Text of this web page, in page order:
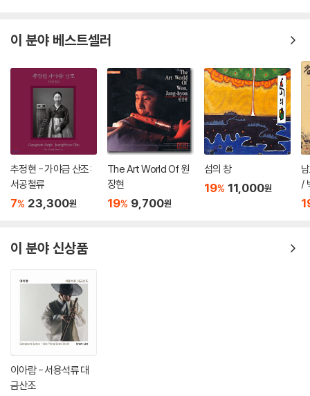
이 분야 베스트셀러
추정현 - 가야금 산조:
서공철류
7% 23,300원
The Art World Of 원
장현
19% 9,700원
섬의 창
19% 11,000원
/
이 분야 신상품
이아람 - 서용석류 대
금산조